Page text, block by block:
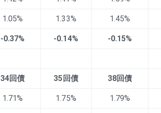
1.05% 1.33% 1.45%
-0.37% -0.14% -0.15%
34回債 35 回債 38回債
1.71% 1.75% 1.79%